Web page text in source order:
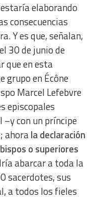
elaborando
consecuencias
Y es que, señalan,
30 de junio de
que en esta
grupo en Écône
Marcel Lefebvre
episcopales
con un príncipe
ahorala declaración
o superiores
abarcar a toda la
sacerdotes, sus
a todos los fieles